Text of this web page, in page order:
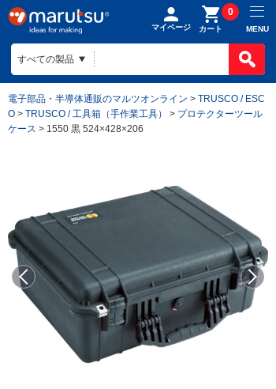
マイページ カート
0
MENU
電子部品・半導体通販のマルツオンライン > TRUSCO / ESC
O > TRUSCO / 工具箱（手作業工具） > プロテクターツール
ケース > 1550 黒 524×428×206